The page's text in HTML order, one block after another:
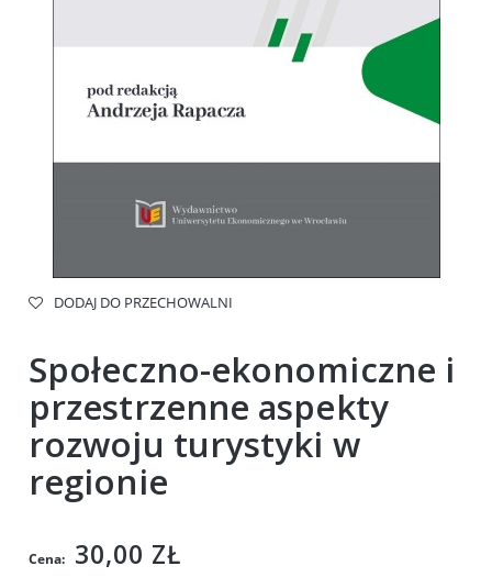
DODAJ DO PRZECHOWALNI
Społeczno-ekonomiczne i
przestrzenne aspekty
rozwoju turystyki w
regionie
Cena: 30,00 ZŁ